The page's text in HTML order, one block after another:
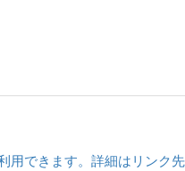
できます。詳細はリンク